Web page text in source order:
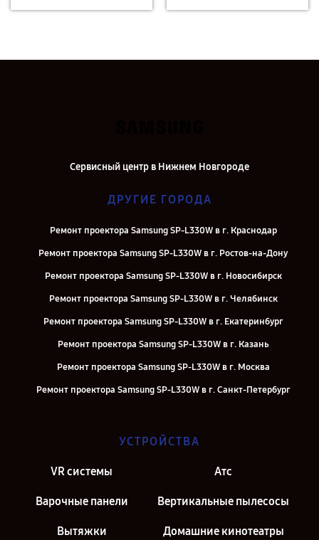
Сервисный центр в Нижнем Новгороде
ДРУГИЕ ГОРОДА
Ремонт проектора Samsung SP-L330W в г. Краснодар
Ремонт проектора Samsung SP-L330W в г. Ростов-на-Дону
Ремонт проектора Samsung SP-L330W в г. Новосибирск
Ремонт проектора Samsung SP-L330W в г. Челябинск
Ремонт проектора Samsung SP-L330W в г. Екатеринбург
Ремонт проектора Samsung SP-L330W в г. Казань
Ремонт проектора Samsung SP-L330W в г. Москва
Ремонт проектора Samsung SP-L330W в г. Санкт-Петербург
УСТРОЙСТВА
VR системы Атс
Варочные панели Вертикальные пылесосы
Вытяжки Домашние кинотеатры